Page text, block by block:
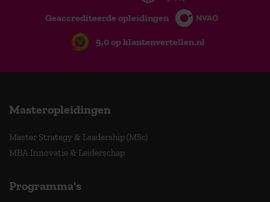
Geaccrediteerde opleidingen
9,0 op klantenvertellen.nl
Masteropleidingen
Master Strategy & Leadership (MSc)
MBA Innovatie & Leiderschap
Programma's